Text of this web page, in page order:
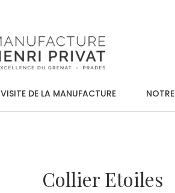
VISITE DE LA MANUFACTURE
Collier Etoiles